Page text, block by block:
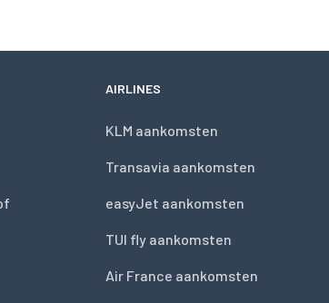
AIRLINES
KLM aankomsten
Transavia aankomsten
easyJet aankomsten
TUI fly aankomsten
Air France aankomsten